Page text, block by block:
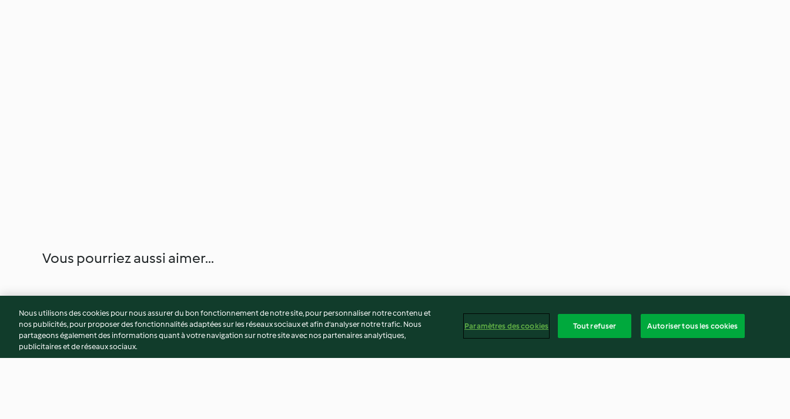
Vous pourriez aussi aimer...
Nous utilisons des cookies pour nous assurer du bon fonctionnement de notre site, pour personnaliser notre contenu et
nos publicités, pour proposer des fonctionnalités adaptées sur les réseaux sociaux et afin d’analyser notre trafic. Nous
partageons également des informations quant à votre navigation sur notre site avec nos partenaires analytiques,
publicitaires et de réseaux sociaux.
Paramètres des cookies Tout refuser Autoriser tous les cookies